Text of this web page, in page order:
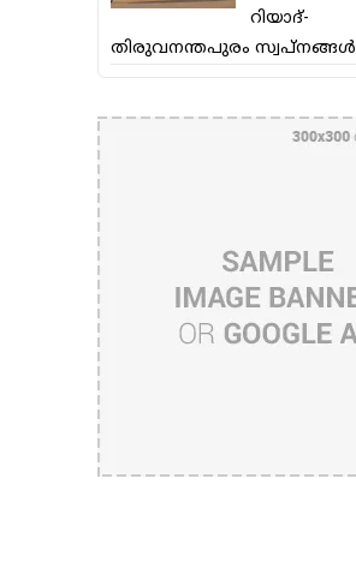
റിയാദ്-
തിരുവനന്തപുരം സ്വപ്നങ്ങള്‍